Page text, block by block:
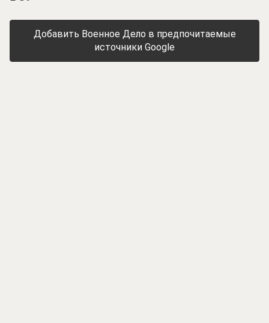
Добавить Военное Дело в предпочитаемые
источники Google